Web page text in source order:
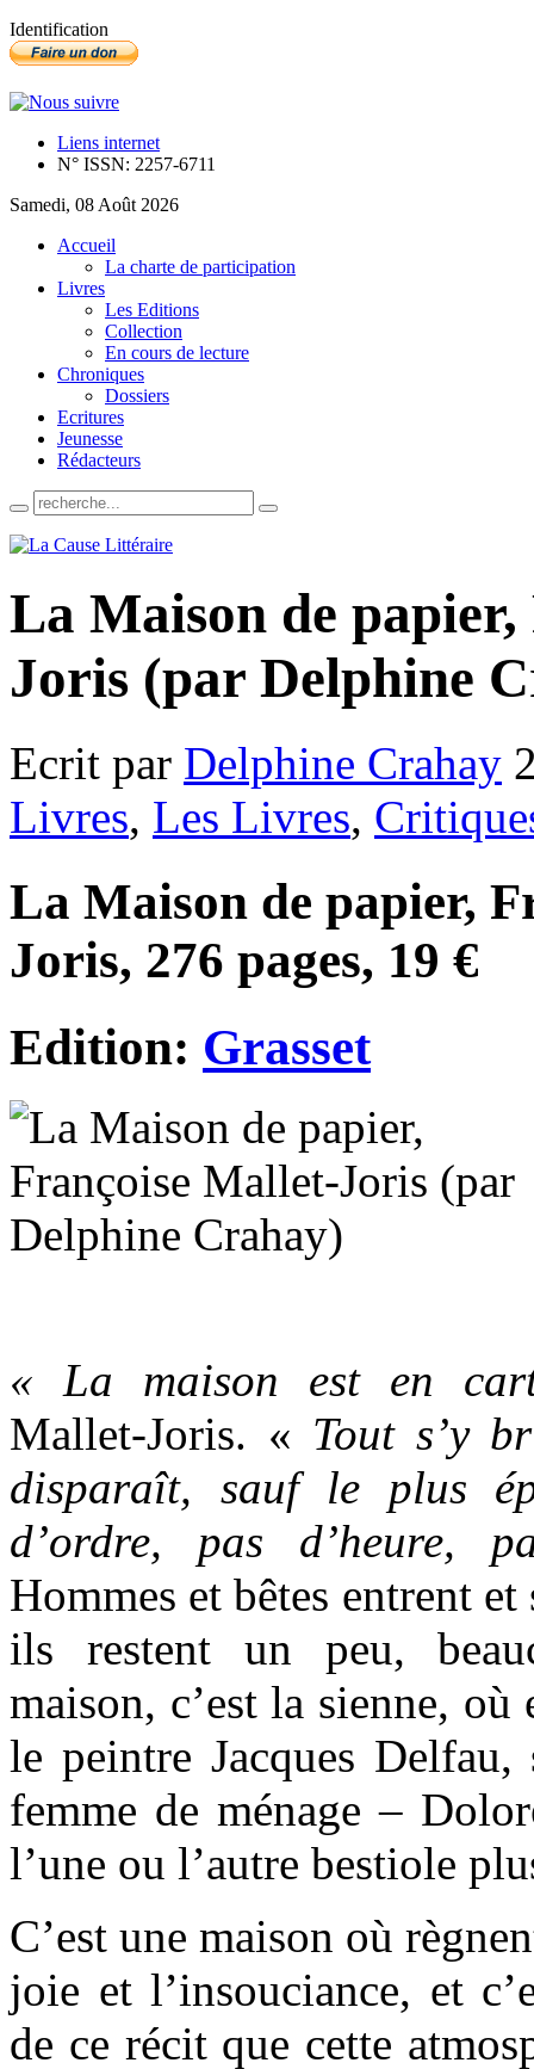
Identification
Liens internet
N° ISSN: 2257-6711
Samedi, 08 Août 2026
Accueil
La charte de participation
Livres
Les Editions
Collection
En cours de lecture
Chroniques
Dossiers
Ecritures
Jeunesse
Rédacteurs
La Maison de
Joris (par Delphine
Ecrit par Delphine Crahay
Livres, Les Livres,
La Maison de papier,
Joris, 276 pages, 19 €
Edition: Grasset
« La maison est en
Mallet-Joris. « Tout s’y
disparaît, sauf le plus
d’ordre, pas d’heure,
Hommes et bêtes entrent
ils restent un peu,
maison, c’est la sienne,
le peintre Jacques Delfau,
femme de ménage –
l’une ou l’autre bestiole
C’est une maison où
joie et l’insouciance, et
de ce récit que cette